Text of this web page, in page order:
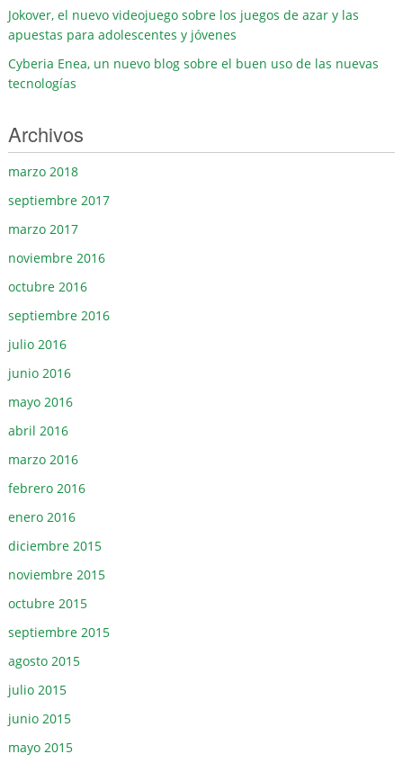
Jokover, el nuevo videojuego sobre los juegos de azar y las
apuestas para adolescentes y jóvenes
Cyberia Enea, un nuevo blog sobre el buen uso de las nuevas
tecnologías
Archivos
marzo 2018
septiembre 2017
marzo 2017
noviembre 2016
octubre 2016
septiembre 2016
julio 2016
junio 2016
mayo 2016
abril 2016
marzo 2016
febrero 2016
enero 2016
diciembre 2015
noviembre 2015
octubre 2015
septiembre 2015
agosto 2015
julio 2015
junio 2015
mayo 2015